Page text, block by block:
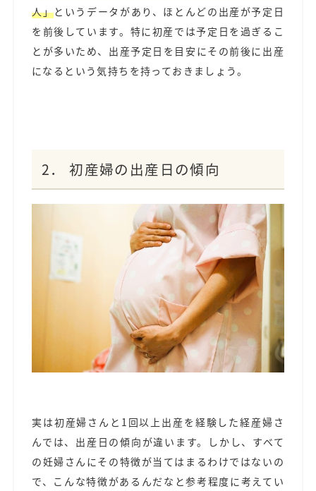
人」というデータがあり、ほとんどの出産が予定日
を前後しています。特に初産では予定日を過ぎるこ
とが多いため、出産予定日を目安にその前後に出産
になるという気持ちを持っておきましょう。
2． 初産婦の出産日の傾向
実は初産婦さんと1回以上出産を経験した経産婦さ
んでは、出産日の傾向が違います。しかし、すべて
の妊婦さんにその特徴が当てはまるわけではないの
で、こんな特徴があるんだなと参考程度に考えてい